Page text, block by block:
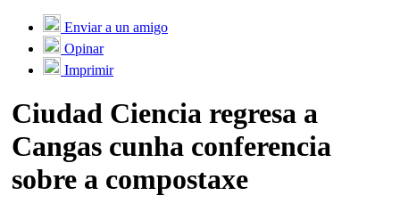
Enviar a un amigo
Opinar
Imprimir
Ciudad Ciencia regresa a
Cangas cunha conferencia
sobre a compostaxe